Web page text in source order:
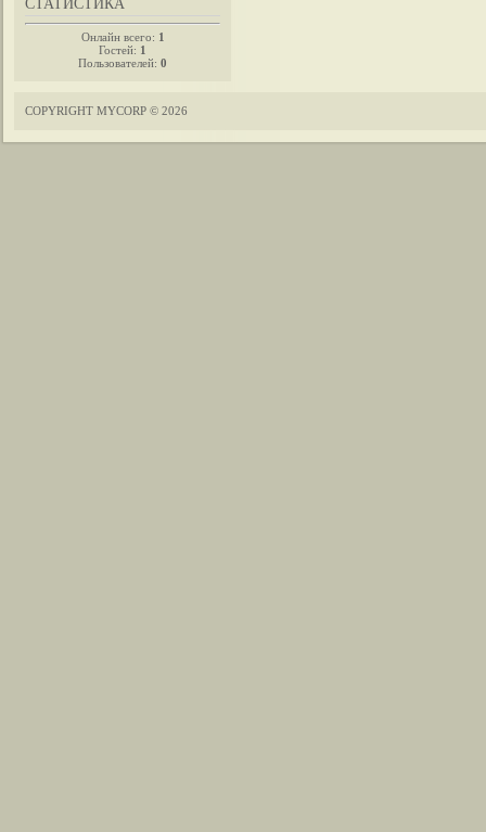
СТАТИСТИКА
Онлайн всего: 1
Гостей: 1
Пользователей: 0
COPYRIGHT MYCORP © 2026